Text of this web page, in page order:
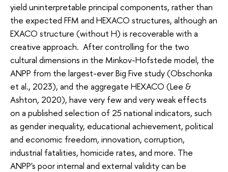
yield uninterpretable principal components, rather than
the expected FFM and HEXACO structures, although an
EXACO structure (without H) is recoverable with a
creative approach. After controlling for the two
cultural dimensions in the Minkov-Hofstede model, the
ANPP from the largest-ever Big Five study (Obschonka
et al., 2023), and the aggregate HEXACO (Lee &
Ashton, 2020), have very few and very weak effects
on a published selection of 25 national indicators, such
as gender inequality, educational achievement, political
and economic freedom, innovation, corruption,
industrial fatalities, homicide rates, and more. The
ANPP's poor internal and external validity can be